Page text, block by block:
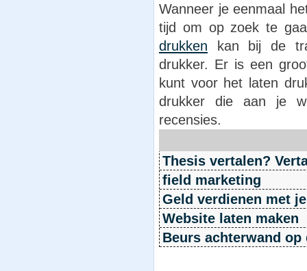
Wanneer je eenmaal
tijd om op zoek te
drukken kan bij de
drukker. Er is een
kunt voor het laten
drukker die aan je
recensies.
Thesis vertalen?
field marketing
Geld verdienen met
Website laten maken
Beurs achterwand op